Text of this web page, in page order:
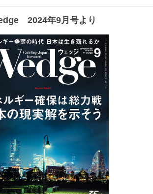
2024年9月号より